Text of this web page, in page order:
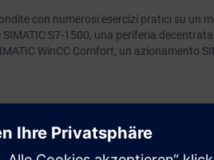
con numerosi esercizi pratici su un
S7-1500, una periferia decentrata
WinCC Comfort, un azionamento
di:
di automazione TIA
S7-1500 e della rete PROFINET